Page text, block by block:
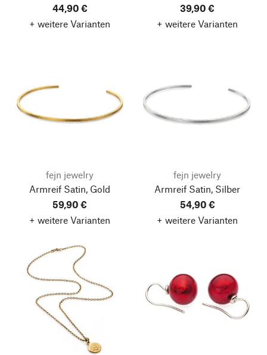
44,90 €
+ weitere Varianten
39,90 €
+ weitere Varianten
fejn jewelry
Armreif Satin, Gold
59,90 €
+ weitere Varianten
fejn jewelry
Armreif Satin, Silber
54,90 €
+ weitere Varianten